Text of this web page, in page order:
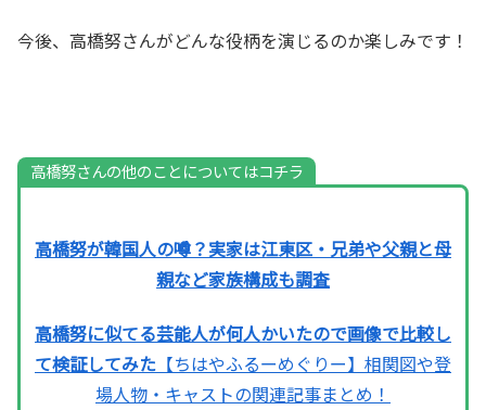
今後、高橋努さんがどんな役柄を演じるのか楽しみです！
高橋努さんの他のことについてはコチラ
高橋努が韓国人の噂？実家は江東区・兄弟や父親と母
親など家族構成も調査
高橋努に似てる芸能人が何人かいたので画像で比較し
て検証してみた 【ちはやふるーめぐりー】相関図や登
場人物・キャストの関連記事まとめ！